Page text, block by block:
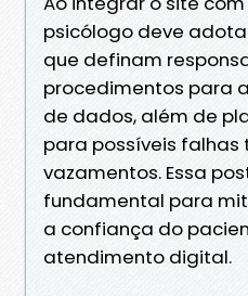
psicólogo deve
que definam
procedimentos para
de dados, além de
para possíveis falhas
vazamentos. Essa
fundamental para
a confiança do
atendimento digital.